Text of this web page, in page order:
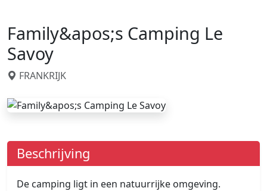
Family&apos;s Camping Le
Savoy
FRANKRIJK
Beschrijving
De camping ligt in een natuurrijke omgeving.